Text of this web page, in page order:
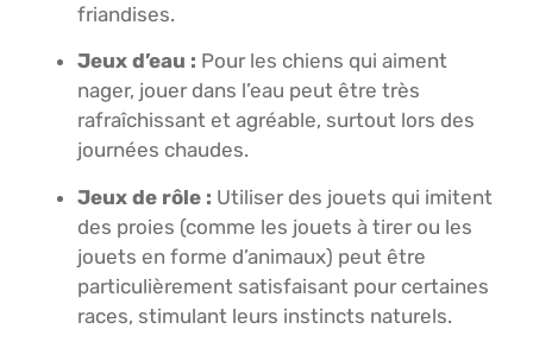
friandises.
Jeux d’eau : Pour les chiens qui aiment
nager, jouer dans l’eau peut être très
rafraîchissant et agréable, surtout lors des
journées chaudes.
Jeux de rôle : Utiliser des jouets qui imitent
des proies (comme les jouets à tirer ou les
jouets en forme d’animaux) peut être
particulièrement satisfaisant pour certaines
races, stimulant leurs instincts naturels.